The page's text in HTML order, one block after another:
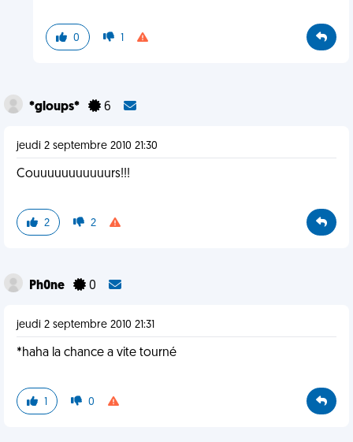
0 1
*gloups* 6
jeudi 2 septembre 2010 21:30
Couuuuuuuuuuurs!!!
2 2
Ph0ne 0
jeudi 2 septembre 2010 21:31
*haha la chance a vite tourné
1 0